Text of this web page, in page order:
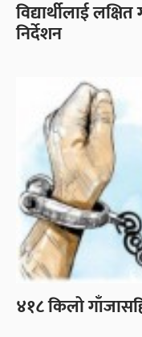
विद्यार्थीलाई
निर्देशन
४१८ किलो